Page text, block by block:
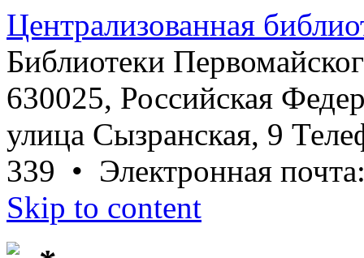
Централизованная
Библиотеки
630025, Российская
улица Сызранская, 9
339 • Электронная
Skip to content